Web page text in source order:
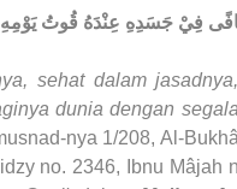
فِيْ جَسَدِهِ عِنْدَهُ قُوتُ يَوْمِهِ
sehat dalam
dunia dengan
nya 1/208, Al-
no. 2346, Ibnu Mâjah